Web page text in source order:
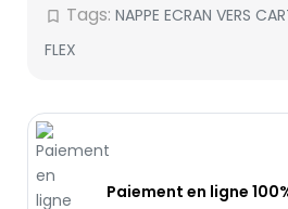
bookmark_border Tags: NAPPE ECRAN VERS
FLEX
Paiement en ligne